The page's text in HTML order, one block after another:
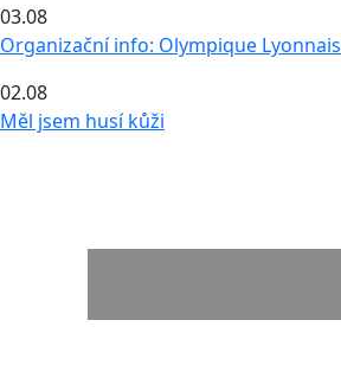
03.08
Organizační info: Olympique Lyonnais
02.08
Měl jsem husí kůži